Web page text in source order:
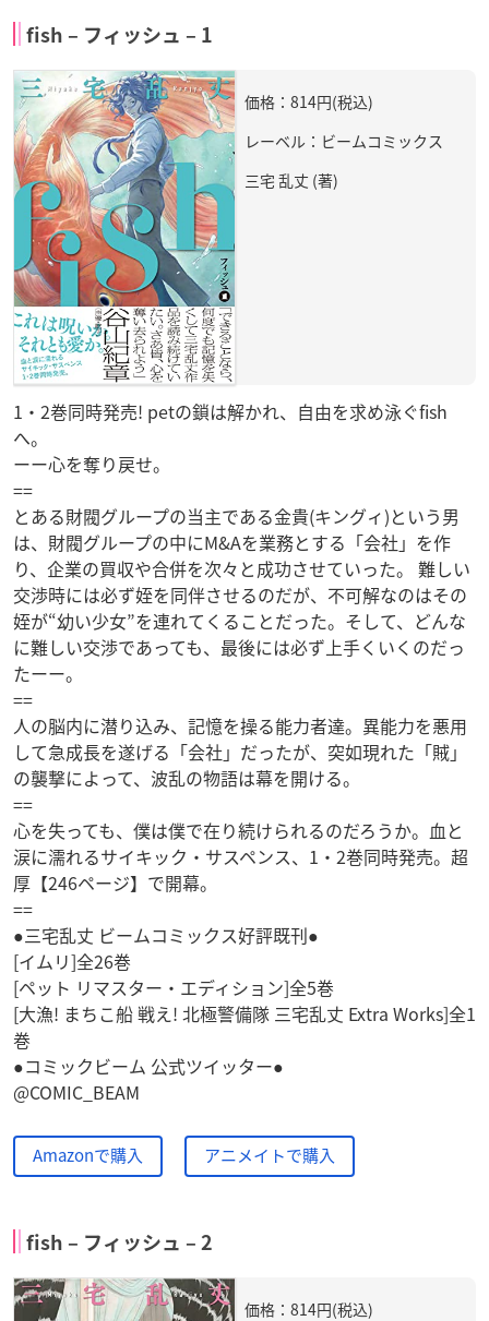
fish – フィッシュ – 1
価格：814円(税込)
レーベル：ビームコミックス
三宅 乱丈 (著)
1・2巻同時発売! petの鎖は解かれ、自由を求め泳ぐfish
へ。
ーー心を奪り戻せ。
==
とある財閥グループの当主である金貴(キングィ)という男
は、財閥グループの中にM&Aを業務とする「会社」を作
り、企業の買収や合併を次々と成功させていった。 難しい
交渉時には必ず姪を同伴させるのだが、不可解なのはその
姪が“幼い少女”を連れてくることだった。そして、どんな
に難しい交渉であっても、最後には必ず上手くいくのだっ
たーー。
==
人の脳内に潜り込み、記憶を操る能力者達。異能力を悪用
して急成長を遂げる「会社」だったが、突如現れた「賊」
の襲撃によって、波乱の物語は幕を開ける。
==
心を失っても、僕は僕で在り続けられるのだろうか。血と
涙に濡れるサイキック・サスペンス、1・2巻同時発売。超
厚【246ページ】で開幕。
==
●三宅乱丈 ビームコミックス好評既刊●
[イムリ]全26巻
[ペット リマスター・エディション]全5巻
[大漁! まちこ船 戦え! 北極警備隊 三宅乱丈 Extra Works]全1
巻
●コミックビーム 公式ツイッター●
@COMIC_BEAM
Amazonで購入 アニメイトで購入
fish – フィッシュ – 2
価格：814円(税込)